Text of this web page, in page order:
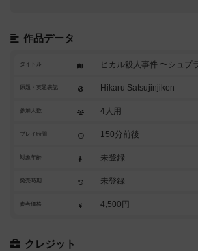
作品データ
タイトル ヒカル殺人事件 〜シュプ
原題・英題表記 Hikaru Satsujinjiken
参加人数 4人用
プレイ時間 150分前後
対象年齢 未登録
発売時期 未登録
参考価格 4,500円
クレジット